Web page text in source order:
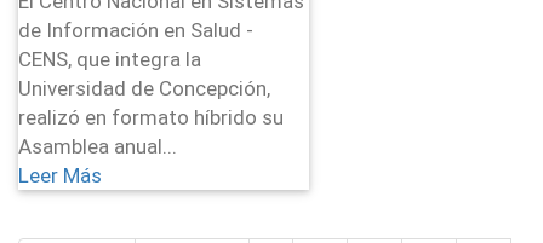
de Información en Salud -
CENS, que integra la
Universidad de Concepción,
realizó en formato híbrido su
Asamblea anual...
Leer Más